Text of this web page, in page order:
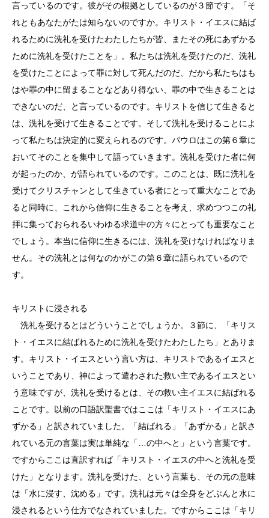
言っているのです。彼がその根拠としているのが３節です。「そ
れともあなたがたは知らないのですか。キリスト・イエスに結ば
れるために洗礼を受けたわたしたちが皆、またその死にあずかる
ために洗礼を受けたことを」。私たちは洗礼を受けたのだ、洗礼
を受けたことによって罪に対して死んだのだ、だから私たちはも
はや罪の中に留まることなどあり得ない、罪の中で生きることは
できないのだ、と言っているのです。キリストを信じて生きると
は、洗礼を受けて生きることです。そして洗礼を受けることによ
って私たちは決定的に変えられるのです。パウロはこの第６章に
おいてそのことを集中して語っていきます。洗礼を受けた者に何
が起ったのか、が語られているのです。このことは、既に洗礼を
受けてクリスチャンとして生きている者にとって重大なことであ
ると同時に、これから信仰に生きることを考え、求めつつこの礼
拝に集っておられるいわゆる求道中の方々にとっても重要なこと
でしょう。本当に信仰に生きるには、洗礼を受けなければなりま
せん。その洗礼とは何なのかがこの第６章に語られているので
す。
キリストに浸される
洗礼を受けるとはどういうことでしょうか。３節に、「キリス
ト・イエスに結ばれるために洗礼を受けたわたしたち」とありま
す。キリスト・イエスという言い方は、キリストであるイエスと
いうことであり、神によって遣わされた救い主であるイエスとい
う意味ですが、洗礼を受けるとは、その救い主イエスに結ばれる
ことです。以前の口語訳聖書ではここは「キリスト・イエスにあ
ずかる」と訳されていました。「結ばれる」「あずかる」と訳さ
れている元の言葉は実は単純な「…の中へと」という言葉です。
ですからここは直訳すれば「キリスト・イエスの中へと洗礼を受
けた」となります。洗礼を受けた、という言葉も、その元の意味
は「水に浸す、沈める」です。洗礼は元々は全身をどぶんと水に
浸されるという仕方でなされていました。ですからここは「キリ